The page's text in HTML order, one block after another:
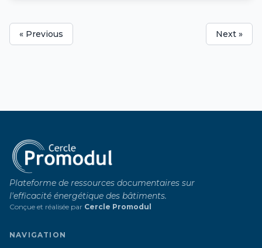
« Previous Next »
Plateforme de ressources documentaires sur
l'efficacité énergétique des bâtiments.
Conçue et réalisée par Cercle Promodul
NAVIGATION